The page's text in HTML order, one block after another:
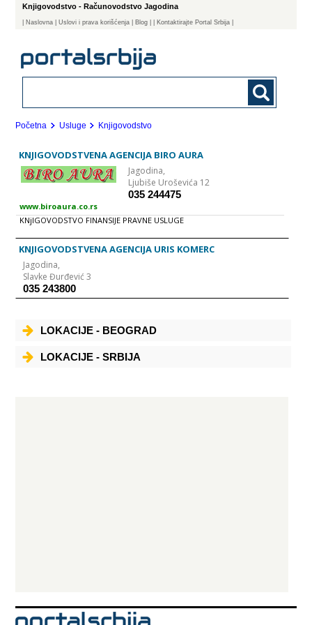
Knjigovodstvo - Računovodstvo Jagodina
Naslovna | Uslovi i prava korišćenja Blog | Kontaktirajte Portal Srbija |
Početna Usluge Knjigovodstvo
KNJIGOVODSTVENA AGENCIJA BIRO AURA
Jagodina,
Ljubiše Uroševića 12
035 244475
www.biroaura.co.rs
KNjIGOVODSTVO FINANSIJE PRAVNE USLUGE
KNJIGOVODSTVENA AGENCIJA URIS KOMERC
Jagodina,
Slavke Đurđević 3
035 243800
LOKACIJE - BEOGRAD
LOKACIJE - SRBIJA